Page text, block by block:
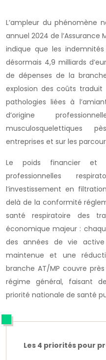
L’ampleur du phénomène
annuel 2024 de l’Assurance
indique que les
désormais 4,9 milliards
de dépenses de la
explosion des coûts
pathologies liées à
d’origine
musculosquelettiques
entreprises et sur les
Le poids financier et
professionnelles
l’investissement en
delà de la conformité
santé respiratoire des
économique majeur :
des années de vie active
maintenue et une
branche AT/MP couvre
régime général, faisant
priorité nationale de santé
Les 4 priorités pour